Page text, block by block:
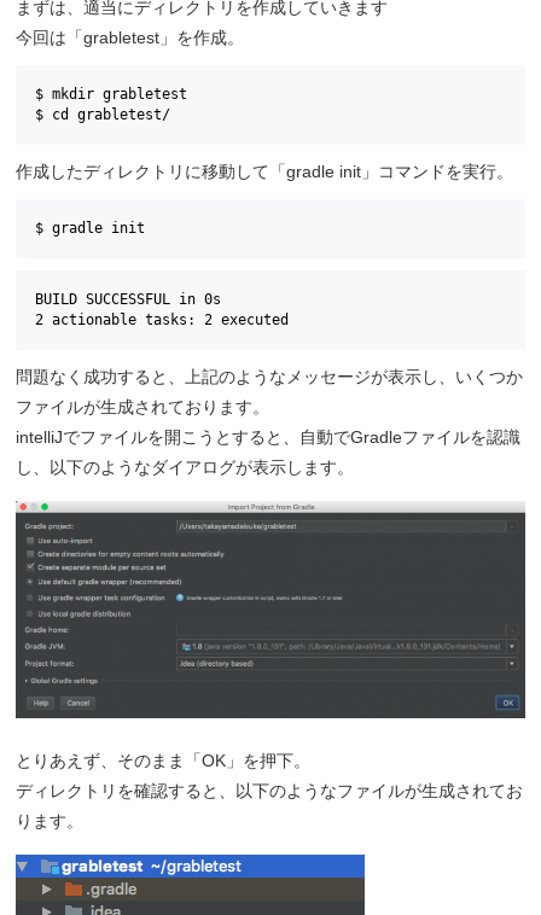
まずは、適当にディレクトリを作成していきます
今回は「grabletest」を作成。
$ mkdir grabletest
$ cd grabletest/
作成したディレクトリに移動して「gradle init」コマンドを実行。
$ gradle init
BUILD SUCCESSFUL in 0s
2 actionable tasks: 2 executed
問題なく成功すると、上記のようなメッセージが表示し、いくつか
ファイルが生成されております。
intelliJでファイルを開こうとすると、自動でGradleファイルを認識
し、以下のようなダイアログが表示します。
とりあえず、そのまま「OK」を押下。
ディレクトリを確認すると、以下のようなファイルが生成されてお
ります。